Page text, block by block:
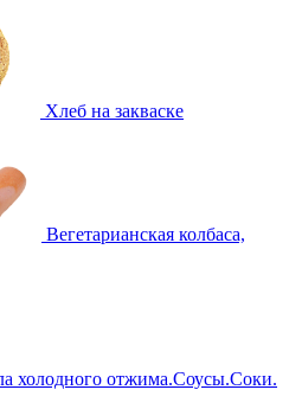
Хлеб на закваске
Вегетарианская колбаса,
холодного отжима.Соусы.Соки.